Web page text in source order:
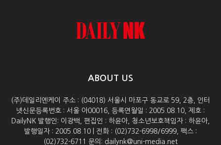
ABOUT US
(주)데일리엔케이 주소 : (04018) 서울시 마포구 동교로 59, 2층, 인터
넷신문등록번호 : 서울 아00016, 등록연월일 : 2005.08.10, 제호 :
DailyNK 발행인: 이광백, 편집인 : 하윤아, 청소년보호책임자 : 하윤아,
발행일자 : 2005.08.10 | 전화 : (02)732-6998/6999, 팩스 :
(02)732-6711 문의: dailynk@uni-media.net